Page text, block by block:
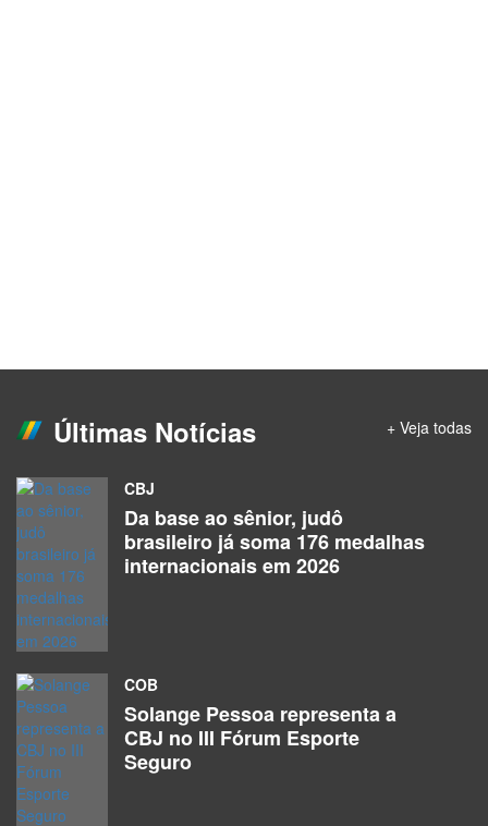
Últimas Notícias + Veja todas
CBJ
Da base ao sênior, judô
brasileiro já soma 176 medalhas
internacionais em 2026
COB
Solange Pessoa representa a
CBJ no III Fórum Esporte
Seguro